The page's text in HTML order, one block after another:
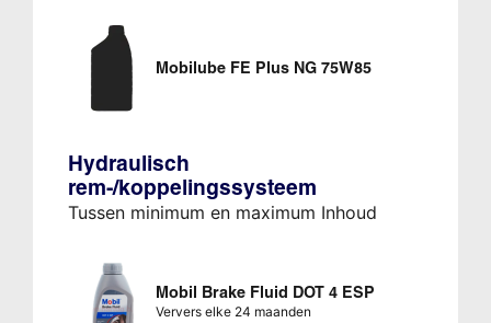
Mobilube FE Plus NG 75W85
Hydraulisch
rem-/koppelingssysteem
Tussen minimum en maximum Inhoud
Mobil Brake Fluid DOT 4 ESP
Ververs elke 24 maanden